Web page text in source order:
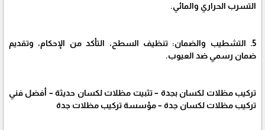
التسرب الحراري والمائي.
5. التشطيب والضمان: تنظيف السطح، التأكد من الإحكام، وتقديم
ضمان رسمي ضد العيوب.
تركيب مظلات لكسان بجدة – تثبيت مظلات لكسان حديثة – أفضل فني
تركيب مظلات لكسان جدة – مؤسسة تركيب مظلات جدة